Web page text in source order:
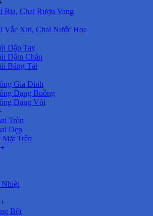
Bia, Chai Rượu Vang
Vắc Xin, Chai Nước Hoa
Dập Tay
Dậm Chân
Băng Tải
Gia Đình
Dạng Buồng
Dạng Vòi
Tròn
Dẹp
Mặt Trên
+
Nhiệt
+
Bột